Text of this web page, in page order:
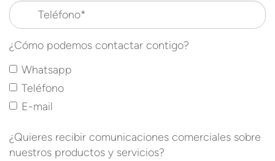
Teléfono*
¿Cómo podemos contactar contigo?
Whatsapp
Teléfono
E-mail
¿Quieres recibir comunicaciones comerciales sobre
nuestros productos y servicios?